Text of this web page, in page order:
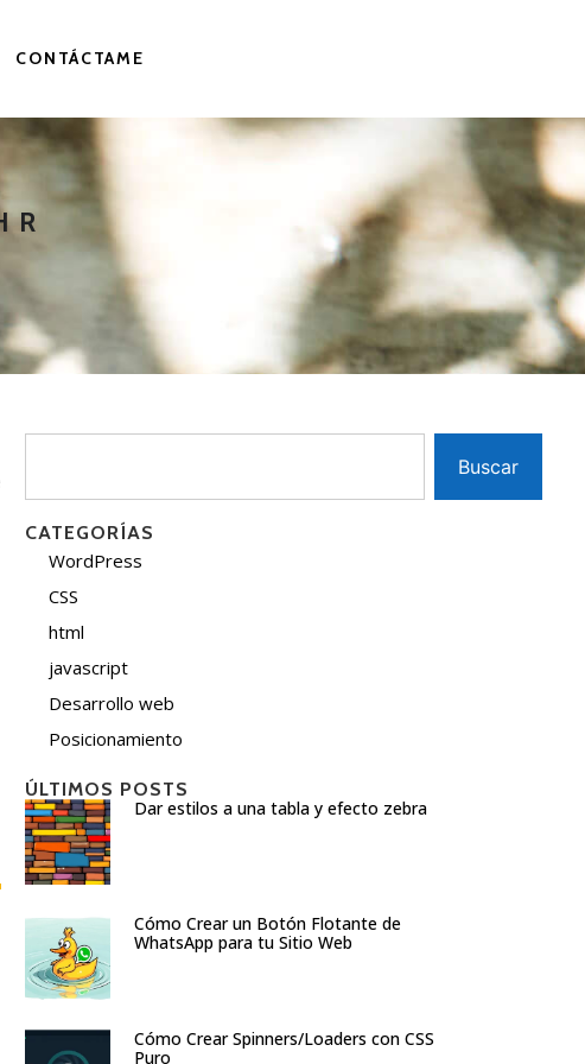
CONTÁCTAME
Buscar
CATEGORÍAS
WordPress
CSS
html
javascript
Desarrollo web
Posicionamiento
ÚLTIMOS POSTS
Dar estilos a una tabla y efecto zebra
Cómo Crear un Botón Flotante de
WhatsApp para tu Sitio Web
Cómo Crear Spinners/Loaders con CSS
Puro